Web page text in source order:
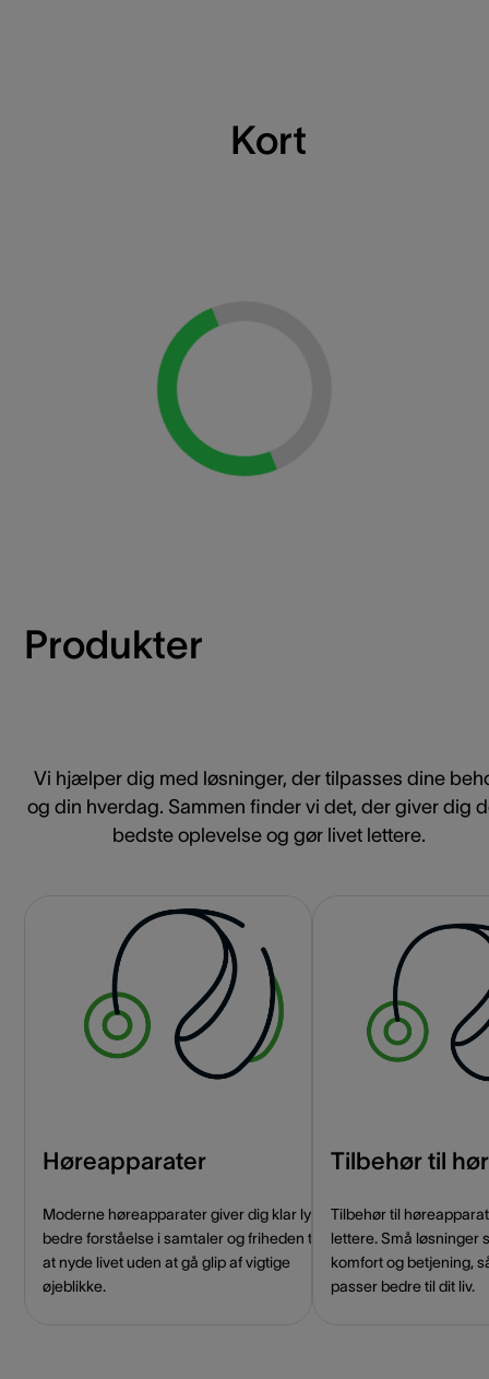
Kort
Produkter
Vi hjælper dig med løsninger, der tilpasses dine
og din hverdag. Sammen finder vi det, der giver dig
bedste oplevelse og gør livet lettere.
Høreapparater
Moderne høreapparater giver dig klar lyd,
bedre forståelse i samtaler og friheden til
at nyde livet uden at gå glip af vigtige
øjeblikke.
Tilbehør til
Tilbehør til
lettere. Små løsninger
komfort og betjening,
passer bedre til dit liv.